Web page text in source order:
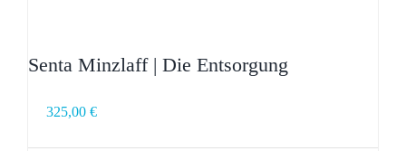
Senta Minzlaff | Die Entsorgung
325,00 €